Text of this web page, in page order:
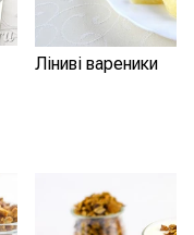
Ліниві вареники